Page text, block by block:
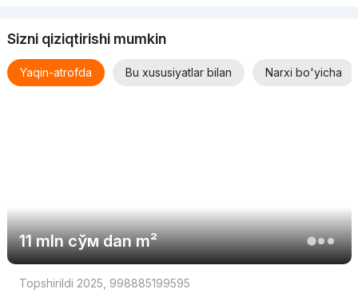
Sizni qiziqtirishi mumkin
Yaqin-atrofda Bu xususiyatlar bilan Narxi bo'yicha
11 mln сўмdan m²
Topshirildi 2025 998885199595